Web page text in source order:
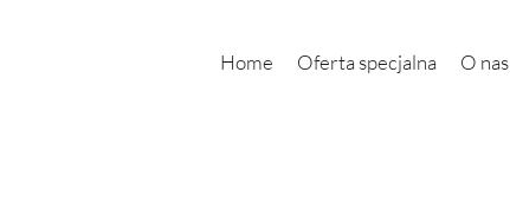
Home Oferta specjalna O nas